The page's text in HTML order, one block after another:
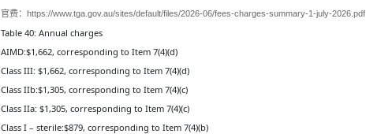
官费： https://www.tga.gov.au/sites/default/files/2026-06/fees-charges-summary-1-july-2026.pdf
Table 40: Annual charges
AIMD:$1,662, corresponding to Item 7(4)(d)
Class III: $1,662, corresponding to Item 7(4)(d)
Class IIb:$1,305, corresponding to Item 7(4)(c)
Class IIa: $1,305, corresponding to Item 7(4)(c)
Class I – sterile:$879, corresponding to Item 7(4)(b)